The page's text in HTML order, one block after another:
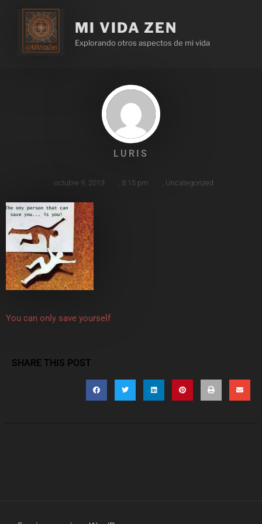
MI VIDA ZEN
Explorando otros aspectos de mi vida
LURIS
octubre 9, 2013 3:15 pm Uncategorized
You can only save yourself
SHARE THIS POST